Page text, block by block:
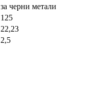
за черни метали
125
22,23
2,5